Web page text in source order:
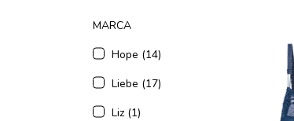
MARCA
Hope (14)
Liebe (17)
Liz (1)